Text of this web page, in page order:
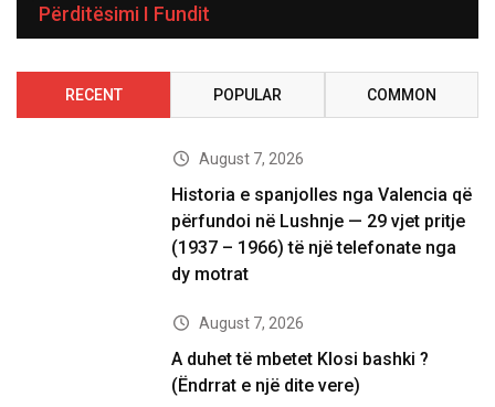
Përditësimi I Fundit
RECENT POPULAR COMMON
August 7, 2026
Historia e spanjolles nga Valencia që
përfundoi në Lushnje — 29 vjet pritje
(1937 – 1966) të një telefonate nga
dy motrat
August 7, 2026
A duhet të mbetet Klosi bashki ?
(Ëndrrat e një dite vere)